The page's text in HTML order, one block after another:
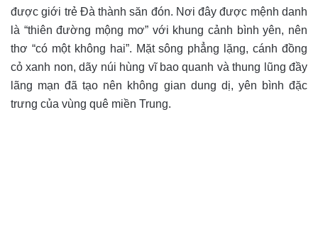
được giới trẻ Đà thành săn đón. Nơi đây được mệnh danh
là “thiên đường mộng mơ” với khung cảnh bình yên, nên
thơ “có một không hai”. Mặt sông phẳng lặng, cánh đồng
cỏ xanh non, dãy núi hùng vĩ bao quanh và thung lũng đầy
lãng mạn đã tạo nên không gian dung dị, yên bình đặc
trưng của vùng quê miền Trung.